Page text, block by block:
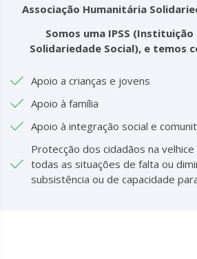
Associação Humanitária
Somos uma IPSS
Solidariedade Social), e temos
Apoio a crianças e jovens
Apoio à família
Apoio à integração social e
Protecção dos cidadãos na
todas as situações de falta ou
subsistência ou de capacidade